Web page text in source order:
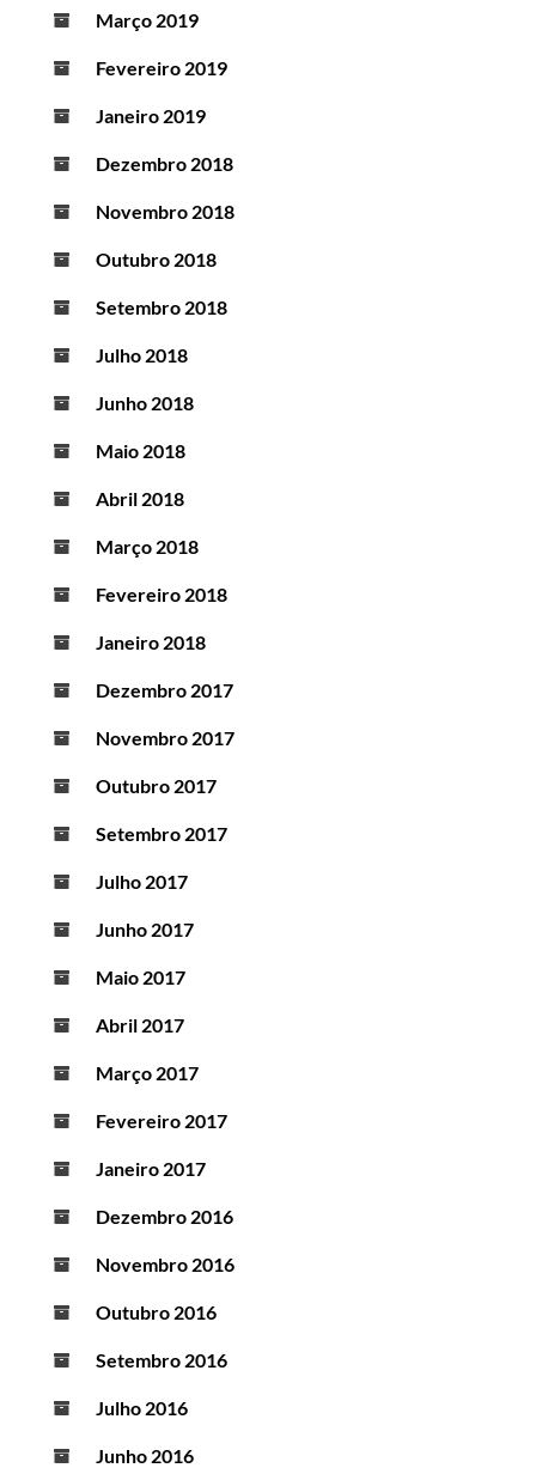
Março 2019
Fevereiro 2019
Janeiro 2019
Dezembro 2018
Novembro 2018
Outubro 2018
Setembro 2018
Julho 2018
Junho 2018
Maio 2018
Abril 2018
Março 2018
Fevereiro 2018
Janeiro 2018
Dezembro 2017
Novembro 2017
Outubro 2017
Setembro 2017
Julho 2017
Junho 2017
Maio 2017
Abril 2017
Março 2017
Fevereiro 2017
Janeiro 2017
Dezembro 2016
Novembro 2016
Outubro 2016
Setembro 2016
Julho 2016
Junho 2016